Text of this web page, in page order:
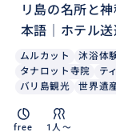
リ島の名所と
本語｜ホテル
ムルカット 沐浴体
タナロット寺院
テ
バリ島観光
世界遺
free 1人〜